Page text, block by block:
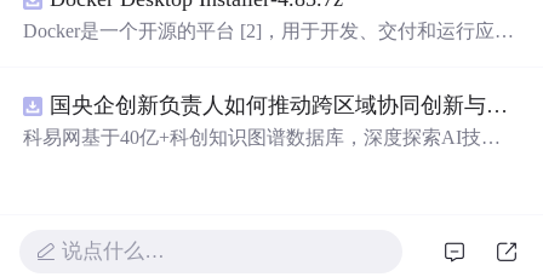
材。适合前端开发、AI应用工程、测试审计和课程实践。
Docker是一个开源的平台 [2]，用于开发、交付和运行应用
器可以在任何支持Docker的环境中运行
国央企创新负责人如何推动跨区域协同创新与资源互补？.docx
科易网基于40亿+科创知识图谱数据库，深度探索AI技术
智能化发展。
说点什么…